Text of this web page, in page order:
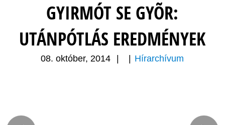
GYIRMÓT SE GYÕR:
UTÁNPÓTLÁS EREDMÉNYEK
08. október, 2014 Hírarchívum